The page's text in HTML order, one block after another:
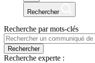
Rechercher
Recherche par mots-clés
Rechercher
Recherche experte :